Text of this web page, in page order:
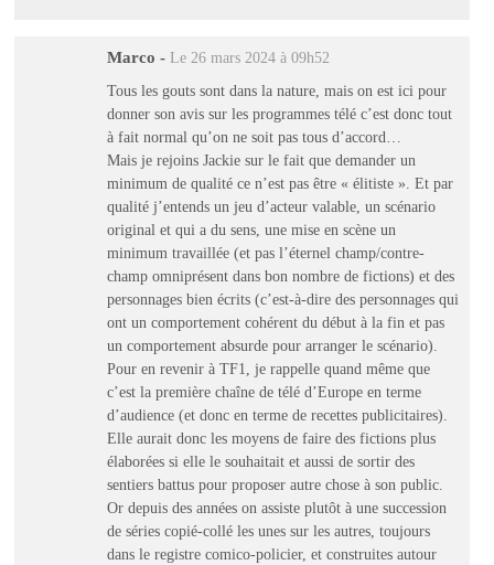
Marco - Le 26 mars 2024 à 09h52
Tous les gouts sont dans la nature, mais on est ici pour
donner son avis sur les programmes télé c’est donc tout
à fait normal qu’on ne soit pas tous d’accord…
Mais je rejoins Jackie sur le fait que demander un
minimum de qualité ce n’est pas être « élitiste ». Et par
qualité j’entends un jeu d’acteur valable, un scénario
original et qui a du sens, une mise en scène un
minimum travaillée (et pas l’éternel champ/contre-
champ omniprésent dans bon nombre de fictions) et des
personnages bien écrits (c’est-à-dire des personnages qui
ont un comportement cohérent du début à la fin et pas
un comportement absurde pour arranger le scénario).
Pour en revenir à TF1, je rappelle quand même que
c’est la première chaîne de télé d’Europe en terme
d’audience (et donc en terme de recettes publicitaires).
Elle aurait donc les moyens de faire des fictions plus
élaborées si elle le souhaitait et aussi de sortir des
sentiers battus pour proposer autre chose à son public.
Or depuis des années on assiste plutôt à une succession
de séries copié-collé les unes sur les autres, toujours
dans le registre comico-policier, et construites autour